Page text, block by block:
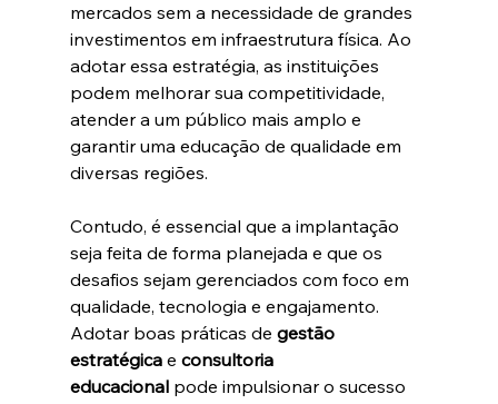
mercados sem a necessidade de grandes
investimentos em infraestrutura física. Ao
adotar essa estratégia, as instituições
podem melhorar sua competitividade,
atender a um público mais amplo e
garantir uma educação de qualidade em
diversas regiões.
Contudo, é essencial que a implantação
seja feita de forma planejada e que os
desafios sejam gerenciados com foco em
qualidade, tecnologia e engajamento.
Adotar boas práticas de gestão
estratégica e consultoria
educacional pode impulsionar o sucesso